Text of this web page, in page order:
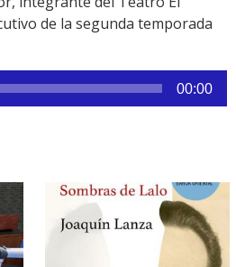
de la segunda temporada
00:00